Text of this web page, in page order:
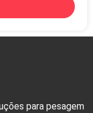
para pesagem